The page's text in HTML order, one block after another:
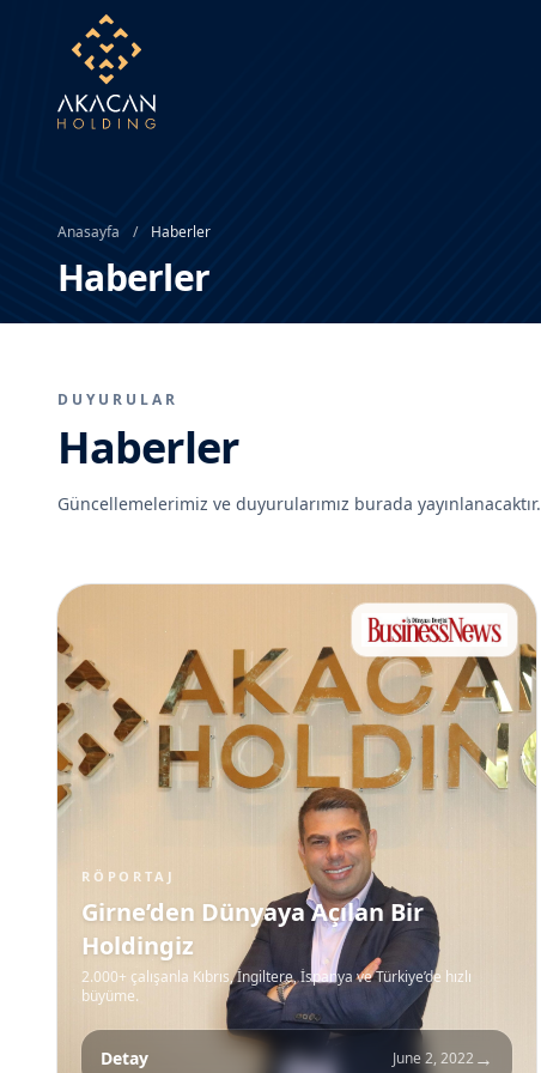
Anasayfa / Haberler
Haberler
DUYURULAR
Haberler
Güncellemelerimiz ve duyurularımız burada yayınlanacaktır.
RÖPORTAJ
Girne’den Dünyaya Açılan Bir
Holdingiz
2.000+ çalışanla Kıbrıs, İngiltere, İspanya ve Türkiye’de hızlı
büyüme.
Detay June 2, 2022 →